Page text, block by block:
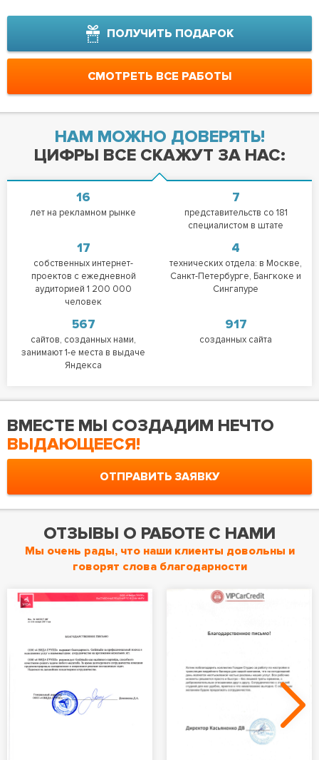
ПОЛУЧИТЬ ПОДАРОК
СМОТРЕТЬ ВСЕ РАБОТЫ
НАМ МОЖНО ДОВЕРЯТЬ!
ЦИФРЫ ВСЕ СКАЖУТ ЗА НАС:
16
лет на рекламном рынке
7
представительств со 181
специалистом в штате
17
собственных интернет-
проектов с ежедневной
аудиторией 1 200 000
человек
4
технических отдела: в Москве,
Санкт-Петербурге, Бангкоке и
Сингапуре
567
сайтов, созданных нами,
занимают 1-е места в выдаче
Яндекса
917
созданных сайта
ВМЕСТЕ МЫ СОЗДАДИМ НЕЧТО
ВЫДАЮЩЕЕСЯ!
ОТПРАВИТЬ ЗАЯВКУ
ОТЗЫВЫ О РАБОТЕ С НАМИ
Мы очень рады, что наши клиенты довольны и
говорят слова благодарности